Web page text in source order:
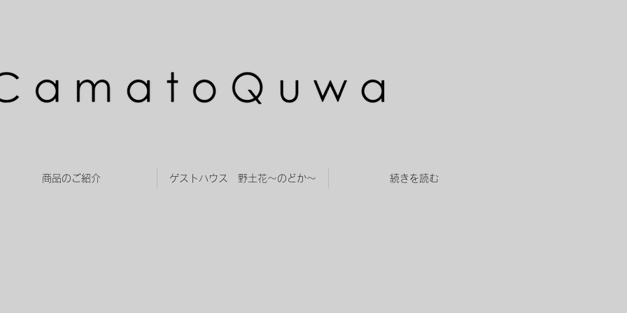
商品のご紹介 ゲストハウス 野土花～のどか～ 続きを読む